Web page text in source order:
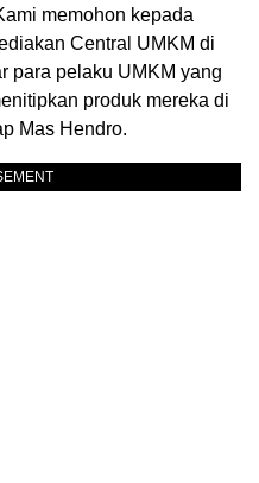
memohon kepada
Central UMKM di
para pelaku UMKM yang
produk mereka di
Mas Hendro.